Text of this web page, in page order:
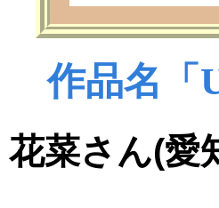
作品名
菜さん(愛